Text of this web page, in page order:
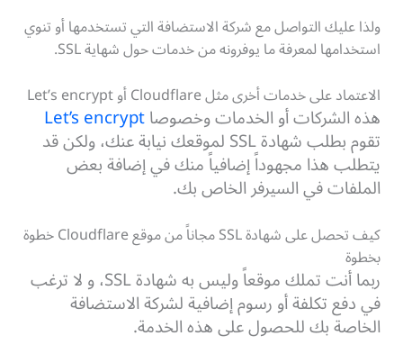
ولذا عليك التواصل مع شركة الاستضافة التي تستخدمها أو تنوي
استخدامها لمعرفة ما يوفرونه من خدمات حول شهاية SSL.
الاعتماد على خدمات أخرى مثل Cloudflare أو Let’s encrypt
هذه الشركات أو الخدمات وخصوصاLet’s encrypt
تقوم بطلب شهادة SSL لموقعك نيابة عنك، ولكن قد
يتطلب هذا مجهوداً إضافياً منك في إضافة بعض
الملفات في السيرفر الخاص بك.
كيف تحصل على شهادة SSL مجاناً من موقع Cloudflare خطوة
بخطوة
ربما أنت تملك موقعاً وليس به شهادة SSL، و لا ترغب
في دفع تكلفة أو رسوم إضافية لشركة الاستضافة
الخاصة بك للحصول على هذه الخدمة.